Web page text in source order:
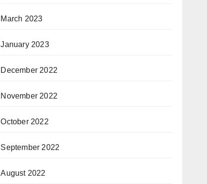
March 2023
January 2023
December 2022
November 2022
October 2022
September 2022
August 2022